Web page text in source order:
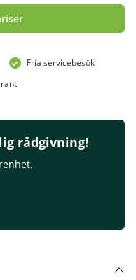
Fria servicebesök
rådgivning!